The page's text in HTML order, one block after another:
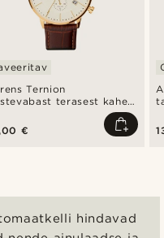
Ternion
terasest kahe
€
hindavad